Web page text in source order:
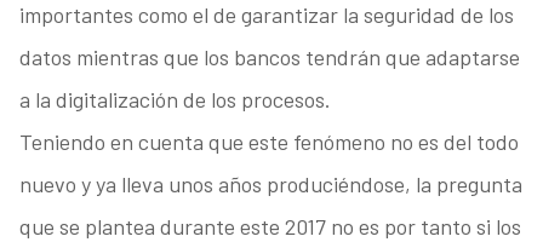
importantes como el de garantizar la seguridad de los
datos mientras que los bancos tendrán que adaptarse
a la digitalización de los procesos.
Teniendo en cuenta que este fenómeno no es del todo
nuevo y ya lleva unos años produciéndose, la pregunta
que se plantea durante este 2017 no es por tanto si los